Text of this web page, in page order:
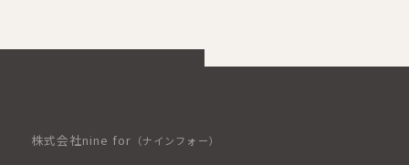
株式会社nine for （ナインフォー）